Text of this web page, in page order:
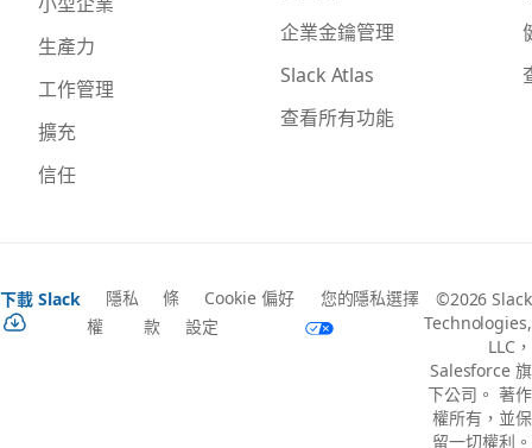
生產力
工作管理
擴充
信任
企業金鑰管理
Slack Atlas
查看所有功能
下載 Slack
隱私
權
條
款
Cookie 偏好
設定
您的隱私選擇
©2026 Slack
Technologies,
LLC，
Salesforce 旗
下公司。 著作
權所有，並保
留一切權利。